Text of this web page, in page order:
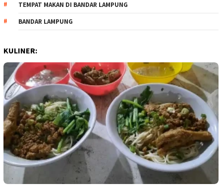
TEMPAT MAKAN DI BANDAR LAMPUNG
BANDAR LAMPUNG
KULINER: